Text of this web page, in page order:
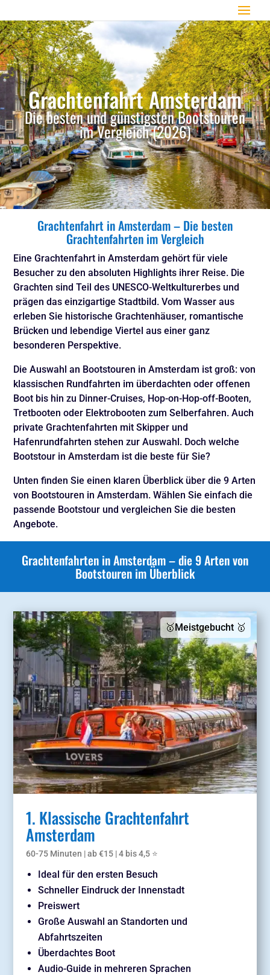
Grachtenfahrt Amsterdam
Die besten und günstigsten Bootstouren
im Vergleich (2026)
Grachtenfahrt inAmsterdam – Die besten
Grachtenfahrten imVergleich
Eine Grachtenfahrt in Amsterdam gehört für viele
Besucher zu den absoluten Highlights ihrer Reise. Die
Grachten sind Teil des UNESCO-Weltkulturerbes und
prägen das einzigartige Stadtbild. Vom Wasser aus
erleben Sie historische Grachtenhäuser, romantische
Brücken und lebendige Viertel aus einer ganz
besonderen Perspektive.
Die Auswahl an Bootstouren in Amsterdam ist groß: von
klassischen Rundfahrten im überdachten oder offenen
Boot bis hin zu Dinner-Cruises, Hop-on-Hop-off-Booten,
Tretbooten oder Elektrobooten zum Selberfahren.Auch
privateGrachtenfahrten mit Skipper und
Hafenrundfahrten stehen zur Auswahl. Doch welche
Bootstour in Amsterdam ist die beste für Sie?
Unten finden Sie einen klaren Überblick über die 9 Arten
von Bootstouren in Amsterdam. Wählen Sie einfach die
passende Bootstour und vergleichen Sie die besten
Angebote.
Grachtenfahrten in Amsterdam – die 9 Arten von
Bootstouren im Überblick
🥇Meistgebucht 🥇
1. Klassische Grachtenfahrt
Amsterdam
60-75 Minuten | ab €15 | 4 bis 4,5 ⭐
Ideal für den ersten Besuch
Schneller Eindruck der Innenstadt
Preiswert
Große Auswahl an Standorten und
Abfahrtszeiten
Überdachtes Boot
Audio-Guide in mehreren Sprachen